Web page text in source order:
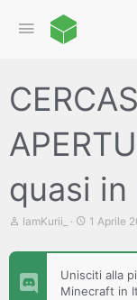
quasi
C
e
t
o
IamKurii_
D
t
d
i
1 Aprile
Unisciti alla
Minecraft in